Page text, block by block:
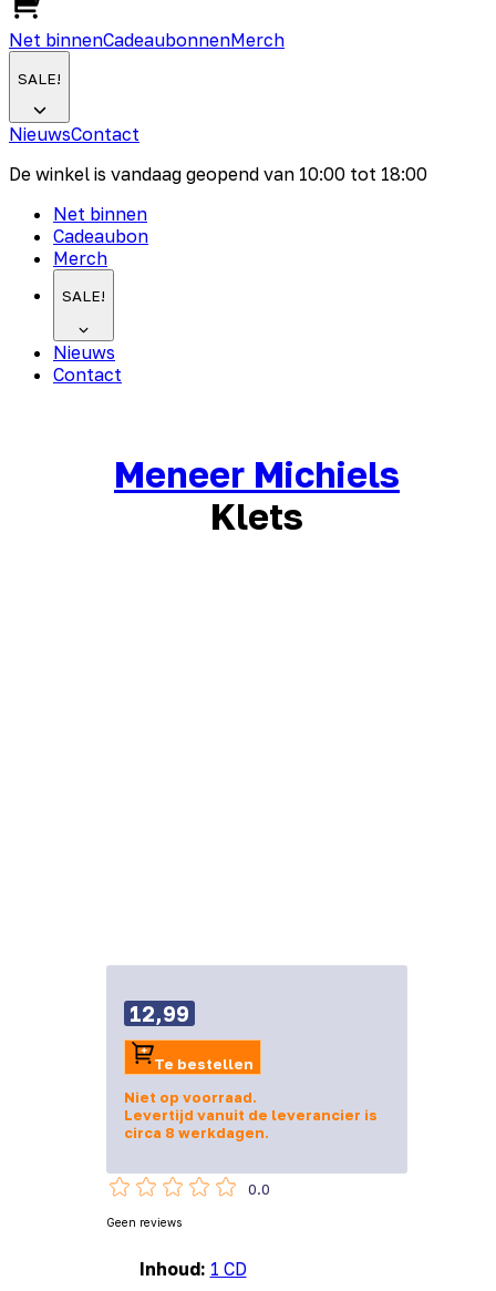
Net binnenCadeaubonnenMerch
SALE!
NieuwsContact
De winkel is vandaag geopend van 10:00 tot 18:00
Net binnen
Cadeaubon
Merch
SALE!
Nieuws
Contact
Meneer Michiels
Klets
Inhoud: 1 CD
12,99
Te bestellen
Niet op voorraad.
Levertijd vanuit de leverancier is
circa 8 werkdagen.
0.0
Geen reviews